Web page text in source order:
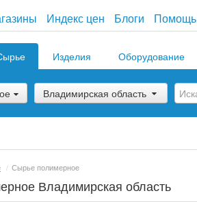
Индекс цен Блоги Помощь
Изделия Оборудование
Владимирская область
/ Сырье полимерное
Владимирская область